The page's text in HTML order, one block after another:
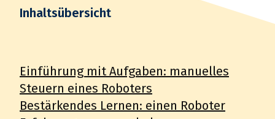
Inhaltsübersicht
Einführung mit Aufgaben: manuelles
Steuern eines Roboters
Bestärkendes Lernen: einen Roboter